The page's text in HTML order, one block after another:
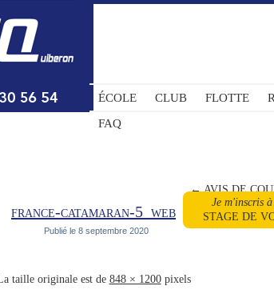
ÉCOLE CLUB FLOTTE
FAQ
Je m'inscris
STAGE DE
←AVIS DE
france-catamaran-5_web
Publié le 8 septembre 2020
taille originale est de 848 × 1200pixels